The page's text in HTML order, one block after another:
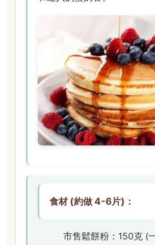
食材 (約做 4-6片)：
市售鬆餅粉：150克 (